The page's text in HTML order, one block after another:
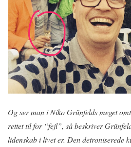
Og ser man i Niko Grünfelds meget
rettet til for “fejl”, så beskriver
lidenskab i livet er. Den detroniserede